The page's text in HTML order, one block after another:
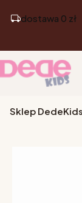
dostawa 0 zł
Sklep